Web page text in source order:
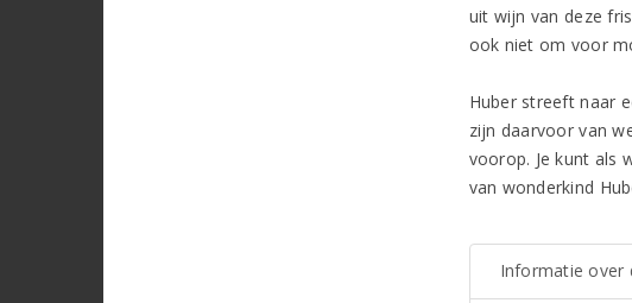
uit wijn van deze
ook niet om voor
Huber streeft naar
zijn daarvoor van
voorop. Je kunt als
van wonderkind
Informatie over